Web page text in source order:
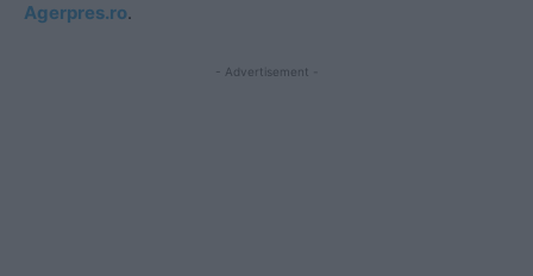
Agerpres.ro.
- Advertisement -